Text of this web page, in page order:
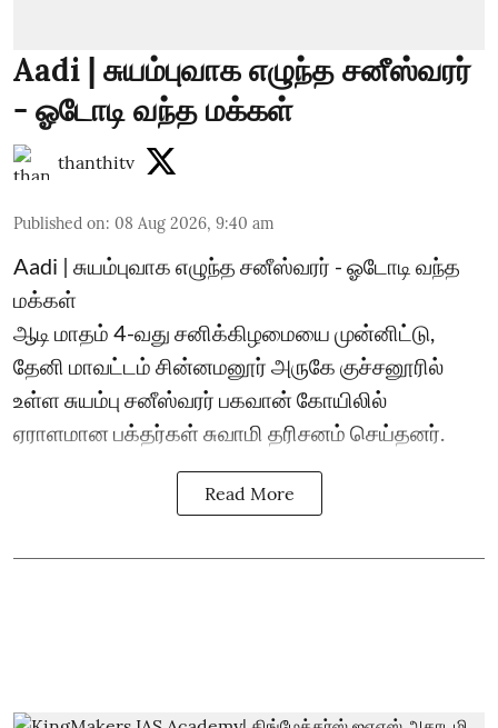
Aadi | சுயம்புவாக எழுந்த சனீஸ்வரர்
- ஓடோடி வந்த மக்கள்
thanthitv
Published on: 08 Aug 2026, 9:40 am
Aadi | சுயம்புவாக எழுந்த சனீஸ்வரர் - ஓடோடி வந்த
மக்கள்
ஆடி மாதம் 4-வது சனிக்கிழமையை முன்னிட்டு,
தேனி மாவட்டம் சின்னமனூர் அருகே குச்சனூரில்
உள்ள சுயம்பு சனீஸ்வரர் பகவான் கோயிலில்
ஏராளமான பக்தர்கள் சுவாமி தரிசனம் செய்தனர்.
Read More